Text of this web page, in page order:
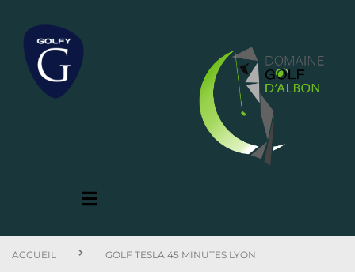
ACCUEIL GOLF TESLA 45 MINUTES LYON